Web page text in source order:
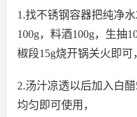
1.找不锈钢容器把纯净
100g，料酒100g，生抽
椒段15g烧开锅关火即可
2.汤汁凉透以后加入白
均匀即可使用，